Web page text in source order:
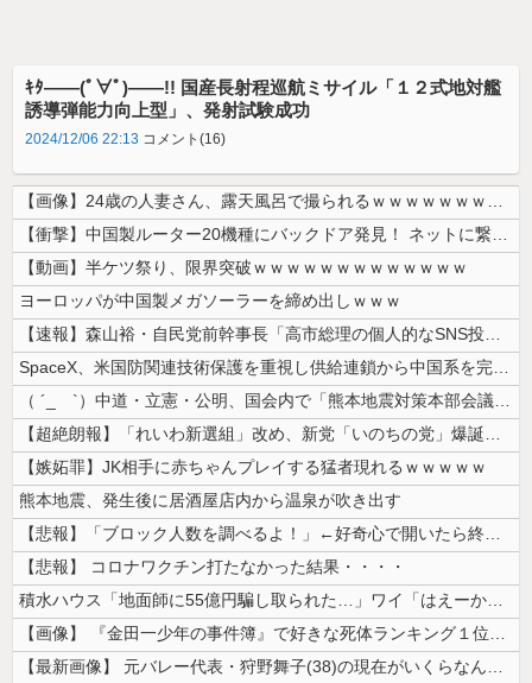
ｷﾀ――(ﾟ∀ﾟ)――!! 国産長射程巡航ミサイル「１２式地対艦
誘導弾能力向上型」、発射試験成功
2024/12/06 22:13 コメント(16)
【画像】24歳の人妻さん、露天風呂で撮られるｗｗｗｗｗｗｗｗｗｗｗｗ...
【衝撃】中国製ルーター20機種にバックドア発見！ ネットに繋ぐだけで3...
【動画】半ケツ祭り、限界突破ｗｗｗｗｗｗｗｗｗｗｗｗｗ
ヨーロッパが中国製メガソーラーを締め出しｗｗｗ
【速報】森山裕・自民党前幹事長「高市総理の個人的なSNS投稿が習近平主...
SpaceX、米国防関連技術保護を重視し供給連鎖から中国系を完全排除へ...
（ ´_ゝ`）中道・立憲・公明、国会内で「熊本地震対策本部会議」各省庁...
【超絶朗報】「れいわ新選組」改め、新党「いのちの党」爆誕！！！うおおお...
【嫉妬罪】JK相手に赤ちゃんプレイする猛者現れるｗｗｗｗｗ
熊本地震、発生後に居酒屋店内から温泉が吹き出す
【悲報】「ブロック人数を調べるよ！」←好奇心で開いたら終わるサイトだっ...
【悲報】 コロナワクチン打たなかった結果・・・・
積水ハウス「地面師に55億円騙し取られた…」ワイ「はえーかわいそう…会...
【画像】 『金田一少年の事件簿』で好きな死体ランキング１位がこちら！
【最新画像】 元バレー代表・狩野舞子(38)の現在がいくらなんでも即ハ...